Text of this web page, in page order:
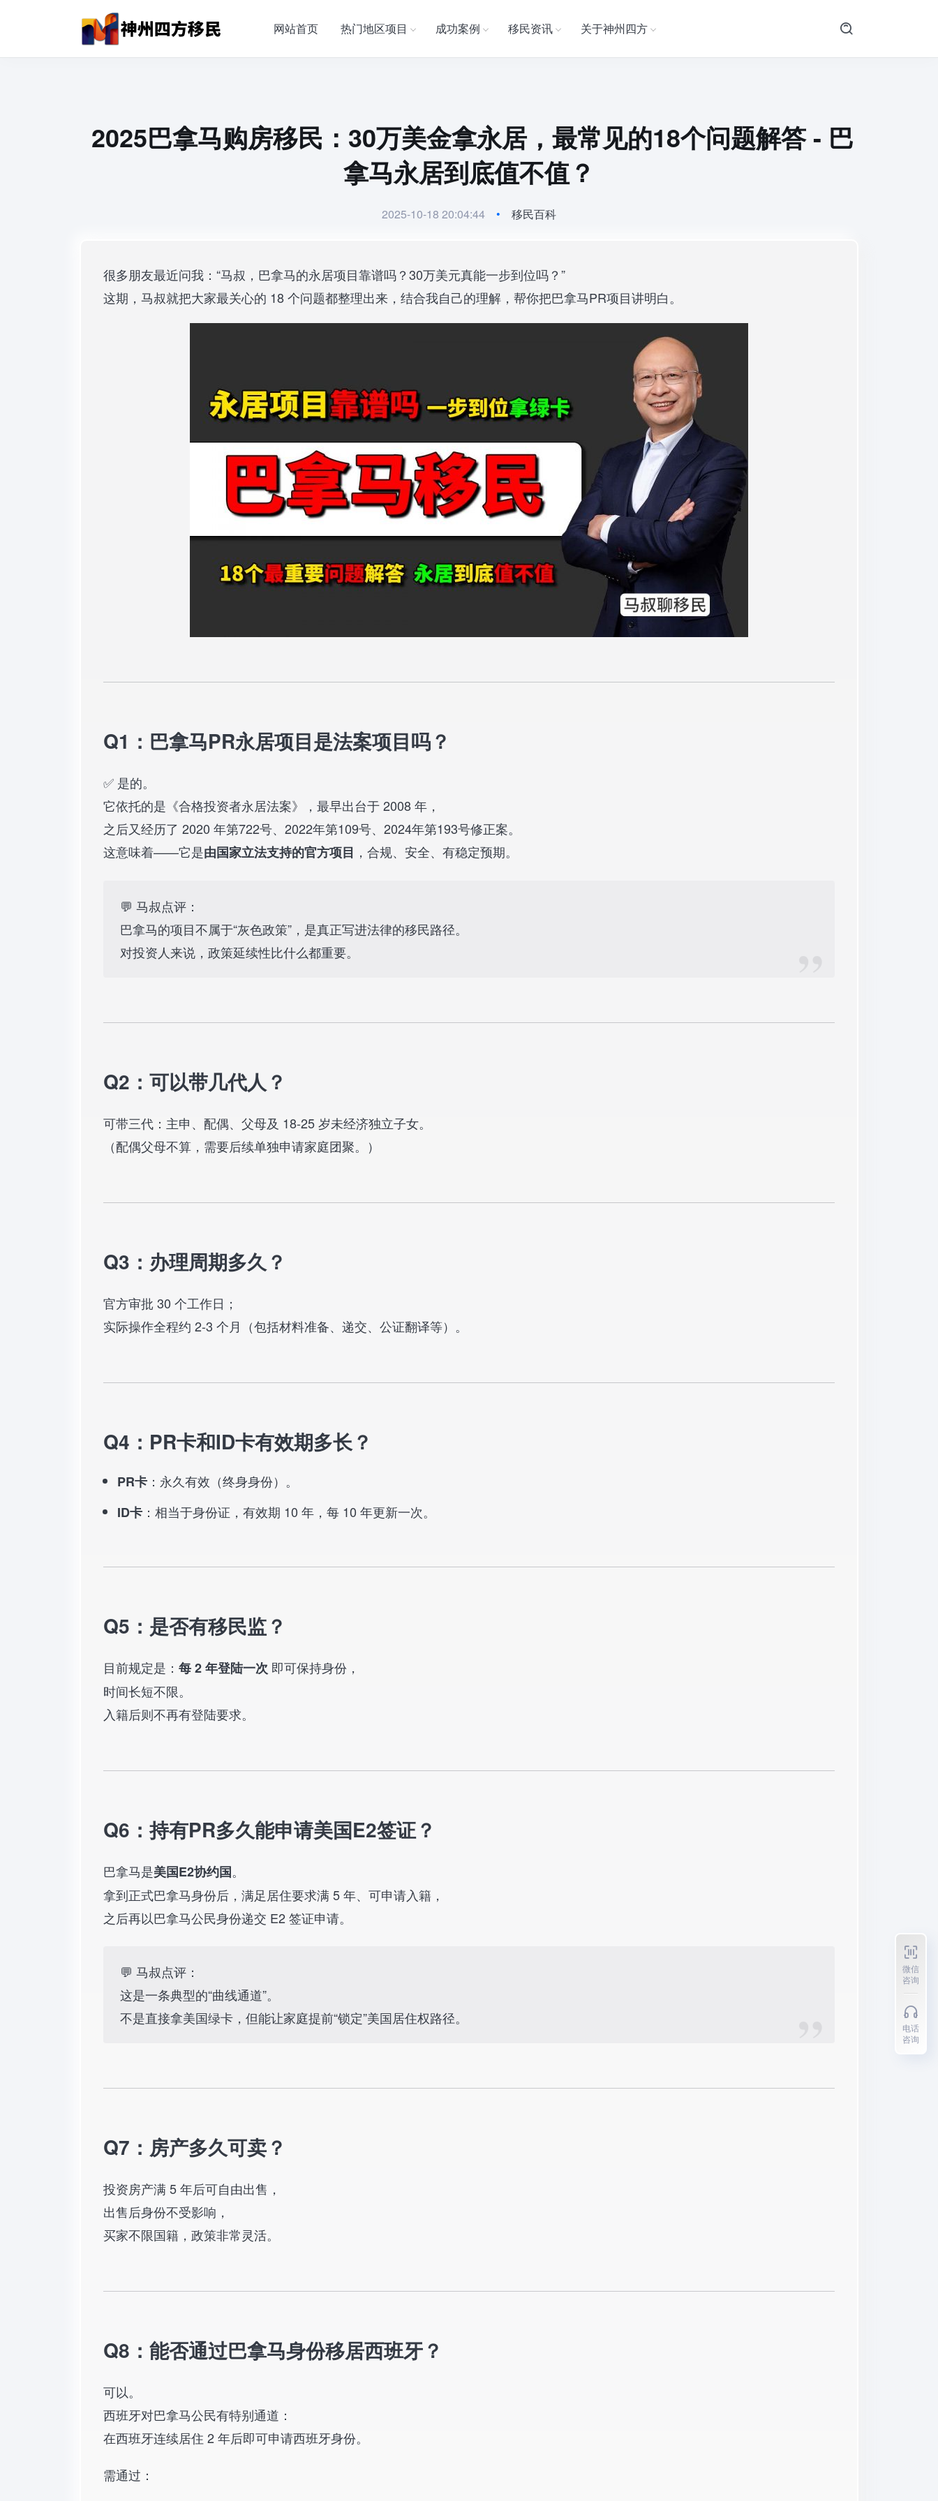
网站首页 热门地区项目 成功案例 移民资讯 关于神州四方
2025巴拿马购房移民：30万美金拿永居，最常见的18个问题解答 - 巴
拿马永居到底值不值？
2025-10-18 20:04:44 • 移民百科
很多朋友最近问我：“马叔，巴拿马的永居项目靠谱吗？30万美元真能一步到位吗？”
这期，马叔就把大家最关心的 18 个问题都整理出来，结合我自己的理解，帮你把巴拿马PR项目讲明白。
Q1：巴拿马PR永居项目是法案项目吗？
✅ 是的。
它依托的是《合格投资者永居法案》，最早出台于 2008 年，
之后又经历了 2020 年第722号、2022年第109号、2024年第193号修正案。
这意味着——它是由国家立法支持的官方项目 ，合规、安全、有稳定预期。
💬 马叔点评：
巴拿马的项目不属于“灰色政策”，是真正写进法律的移民路径。
对投资人来说，政策延续性比什么都重要。
Q2：可以带几代人？
可带三代：主申、配偶、父母及 18-25 岁未经济独立子女。
（配偶父母不算，需要后续单独申请家庭团聚。）
Q3：办理周期多久？
官方审批 30 个工作日；
实际操作全程约 2-3 个月（包括材料准备、递交、公证翻译等）。
Q4：PR卡和ID卡有效期多长？
PR卡 ：永久有效（终身身份）。
ID卡 ：相当于身份证，有效期 10 年，每 10 年更新一次。
Q5：是否有移民监？
目前规定是： 每 2 年登陆一次 即可保持身份，
时间长短不限。
入籍后则不再有登陆要求。
Q6：持有PR多久能申请美国E2签证？
巴拿马是美国E2协约国。
拿到正式巴拿马身份后，满足居住要求满 5 年、可申请入籍，
之后再以巴拿马公民身份递交 E2 签证申请。
💬 马叔点评：
这是一条典型的“曲线通道”。
不是直接拿美国绿卡，但能让家庭提前“锁定”美国居住权路径。
Q7：房产多久可卖？
投资房产满 5 年后可自由出售，
出售后身份不受影响，
买家不限国籍，政策非常灵活。
Q8：能否通过巴拿马身份移居西班牙？
可以。
西班牙对巴拿马公民有特别通道：
在西班牙连续居住 2 年后即可申请西班牙身份。
需通过：
微信
咨询
电话
咨询